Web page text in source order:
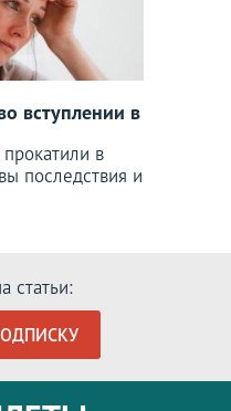
вступлении в
в
последствия и
статьи: